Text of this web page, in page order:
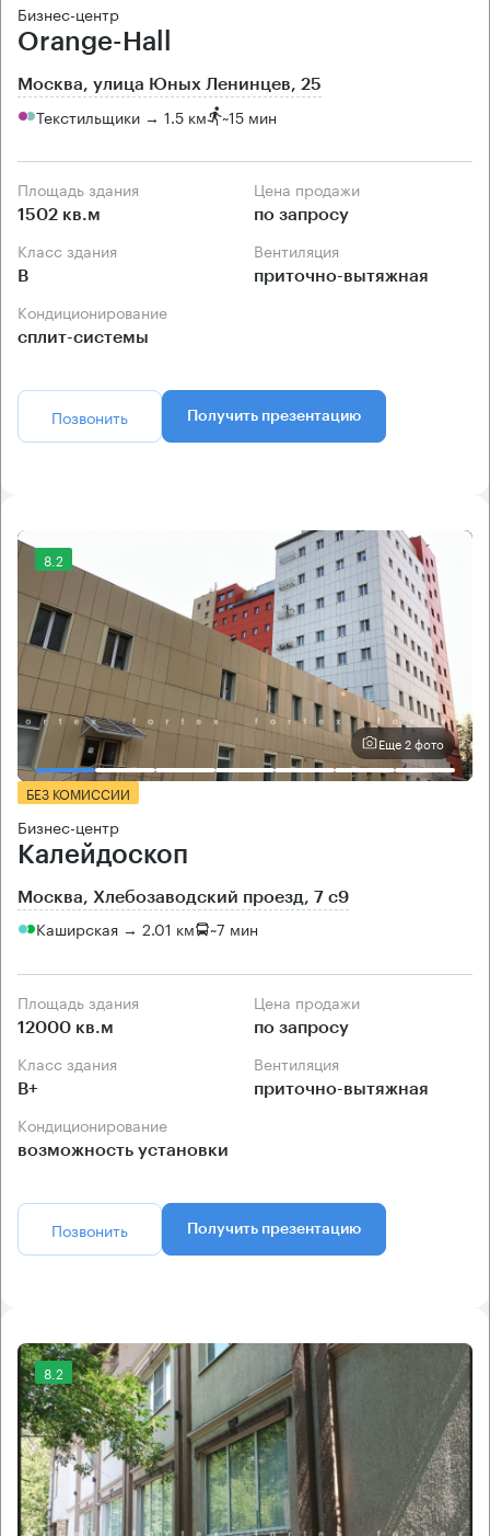
Бизнес-центр
Orange-Hall
Москва, улица Юных Ленинцев, 25
Текстильщики → 1.5 км ~15 мин
Площадь здания
1502 кв.м
Цена продажи
по запросу
Класс здания
B
Вентиляция
приточно-вытяжная
Кондиционирование
сплит-системы
Позвонить Получить презентацию
8.2
Еще 2 фото
БЕЗ КОМИССИИ
Бизнес-центр
Калейдоскоп
Москва, Хлебозаводский проезд, 7 с9
Каширская → 2.01 км ~7 мин
Площадь здания
12000 кв.м
Цена продажи
по запросу
Класс здания
B+
Вентиляция
приточно-вытяжная
Кондиционирование
возможность установки
Позвонить Получить презентацию
8.2